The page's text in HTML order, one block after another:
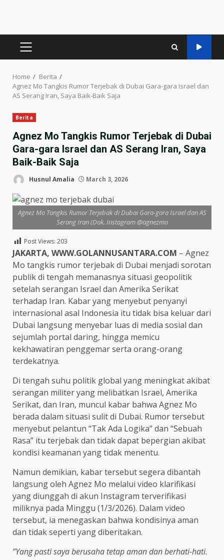
PRIMARY
Home
Berita
Agnez Mo Tangkis Rumor Terjebak di Dubai Gara-gara Israel dan
AS Serang Iran, Saya Baik-Baik Saja
Berita
Agnez Mo Tangkis Rumor Terjebak di Dubai
Gara-gara Israel dan AS Serang Iran, Saya
Baik-Baik Saja
Husnul Amalia March 3, 2026
Agnez Mo Tangkis Rumor Terjebak di Dubai Gara-gara Israel dan AS
Serang Iran (Dok. Instagram @agnezmo
Post Views: 203
JAKARTA, WWW.GOLANNUSANTARA.COM – Agnez
Mo tangkis rumor terjebak di Dubai menjadi sorotan
publik di tengah memanasnya situasi geopolitik
setelah serangan Israel dan Amerika Serikat
terhadap Iran. Kabar yang menyebut penyanyi
internasional asal Indonesia itu tidak bisa keluar dari
Dubai langsung menyebar luas di media sosial dan
sejumlah portal daring, hingga memicu
kekhawatiran penggemar serta orang-orang
terdekatnya.
Di tengah suhu politik global yang meningkat akibat
serangan militer yang melibatkan Israel, Amerika
Serikat, dan Iran, muncul kabar bahwa Agnez Mo
berada dalam situasi sulit di Dubai. Rumor tersebut
menyebut pelantun “Tak Ada Logika” dan “Sebuah
Rasa” itu terjebak dan tidak dapat bepergian akibat
kondisi keamanan yang tidak menentu.
Namun demikian, kabar tersebut segera dibantah
langsung oleh Agnez Mo melalui video klarifikasi
yang diunggah di akun Instagram terverifikasi
miliknya pada Minggu (1/3/2026). Dalam video
tersebut, ia menegaskan bahwa kondisinya aman
dan tidak seperti yang diberitakan.
“Yang pasti saya berusaha tetap aman dan berhati-hati.